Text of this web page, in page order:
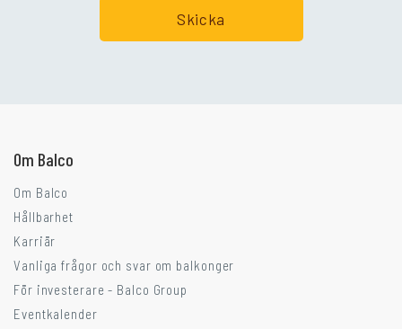
Om Balco
Om Balco
Hållbarhet
Karriär
Vanliga frågor och svar om balkonger
För investerare - Balco Group
Eventkalender